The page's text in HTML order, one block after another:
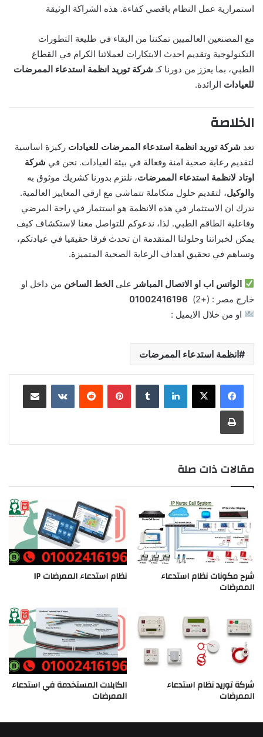
استمرارية عمل النظام باقصي كفاءة. هذه الشراكة الوثيقة
مع المصنعين العالميين تمكننا من البقاء في طليعة التطورات
التكنولوجية وتقديم احدث الابتكارات لعملائنا الكرام في القطاع
الطبي، بما يعزز من دورنا كـ شركة توريد انظمة استدعاء الممرضات
للعيادات الرائدة.
الخلاصة
تعد شركة توريد انظمة استدعاء الممرضات للعيادات ركيزة اساسية
لتقديم رعاية صحية امنة وفعالة في بيئة العيادات. نحن في شركة
اوتاد لانظمة استدعاء الممرضات، نلتزم بدورنا كشريك موثوق به
والوكيل، لتقديم حلول متكاملة تتماشي مع ارقي المعايير العالمية.
ندرك ان الاستثمار في هذه الانظمة هو استثمار في راحة المرضي
وفاعلية الطاقم الطبي. لذا، ندعوكم للتواصل معنا لاستكشاف كيف
يمكن لخبراتنا وحلولنا المتقدمة ان تحدث فرقا حقيقيا في عيادتكم،
وتساهم في تحقيق اهداف الرعاية الصحية المتميزة.
الواتس اب او الاتصال المباشر علىالخط الساخن من داخل او
خارج مصر : (+2)
او من خلال الايميل :
انظمة استدعاء الممرضات
لينكدإن بينتيريست
مقالات ذات صلة
شرح مكونات نظام استدعاء
الممرضات
نظام استدعاء الممرضات IP
شركة توريد نظام استدعاء
الممرضات
الكابلات المستخدمة في استدعاء
الممرضات